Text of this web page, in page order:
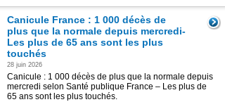
Canicule France : 1 000 décès de
plus que la normale depuis mercredi-
Les plus de 65 ans sont les plus
touchés
28 juin 2026
Canicule : 1 000 décès de plus que la normale depuis
mercredi selon Santé publique France – Les plus de
65 ans sont les plus touchés.